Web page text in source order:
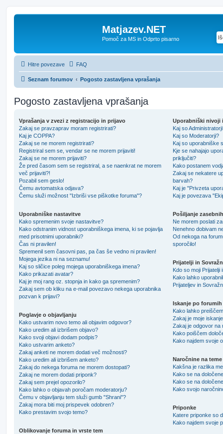
Matjazev.NET
Pomoč za MS in Odprto pisarno
Hitre povezave FAQ
Seznam forumov Pogosto zastavljena vprašanja
Pogosto zastavljena vprašanja
Vprašanja v zvezi z registracijo in prijavo
Zakaj se pravzaprav moram registrirati?
Kaj je COPPA?
Zakaj se ne morem registrirati?
Registriral sem se, vendar se ne morem prijaviti!
Zakaj se ne morem prijaviti?
Že pred časom sem se registriral, a se naenkrat ne morem
več prijaviti?!
Pozabil sem geslo!
Čemu avtomatska odjava?
Čemu služi možnost "Izbriši vse piškotke foruma"?
Uporabniške nastavitve
Kako spremenim svoje nastavitve?
Kako odstranim vidnost uporabniškega imena, ki se pojavlja
med prisotnimi uporabniki?
Čas ni pravilen!
Spremenil sem časovni pas, pa čas še vedno ni pravilen!
Mojega jezika ni na seznamu!
Kaj so sličice poleg mojega uporabniškega imena?
Kako prikazati avatar?
Kaj je moj rang oz. stopnja in kako ga spremenim?
Zakaj sem ob kliku na e-mail povezavo nekega uporabnika
pozvan k prijavi?
Poglavje o objavljanju
Kako ustvarim novo temo ali objavim odgovor?
Kako uredim ali izbrišem objavo?
Kako svoji objavi dodam podpis?
Kako ustvarim anketo?
Zakaj anketi ne morem dodati več možnosti?
Kako uredim ali izbrišem anketo?
Zakaj do nekega foruma ne morem dostopati?
Zakaj ne morem dodati priponk?
Zakaj sem prejel opozorilo?
Kako lahko o objavah poročam moderatorju?
Čemu v objavljanju tem služi gumb "Shrani"?
Zakaj mora biti moj prispevek odobren?
Kako prestavim svojo temo?
Oblikovanje foruma in vrste tem
Uporabniški nivoji
Kaj so
Kaj so Moderatorji?
Kaj so uporabniške
Kje se nahajajo
priključiti?
Kako postanem
Zakaj se nekatere
barvah?
Kaj je "Privzeta
Kaj je povezava
Pošiljanje
Ne morem poslati
Nenehno dobivam
Od nekoga na
sporočilo!
Prijatelji in
Kdo so moji
Kako lahko
Prijateljev in
Iskanje po forumih
Kako lahko
Zakaj je moje
Zakaj je odgovor na
Kako poiščem
Kako najdem svoje
Naročnine na
Kakšna je razlika
Kako se na
Kako se na
Kako svojo
Priponke
Katere priponke so
Kako najdem svoje